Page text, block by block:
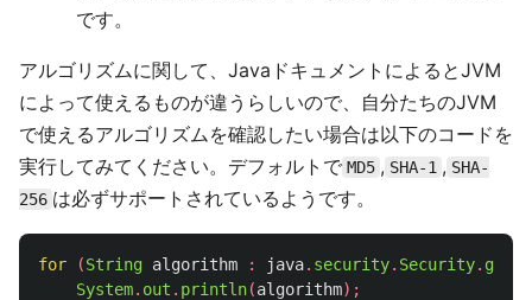
です。
アルゴリズムに関して、JavaドキュメントによるとJVM
によって使えるものが違うらしいので、自分たちのJVM
で使えるアルゴリズムを確認したい場合は以下のコードを
実行してみてください。デフォルトで MD5 , SHA-1 , SHA-
256 は必ずサポートされているようです。
for (String algorithm : java. security. Security.
System. out . println(algorithm);